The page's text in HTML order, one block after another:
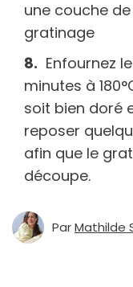
une couche
gratinage
Enfournez
minutes à
soit bien doré
reposer
afin que le
découpe.
ParMathilde